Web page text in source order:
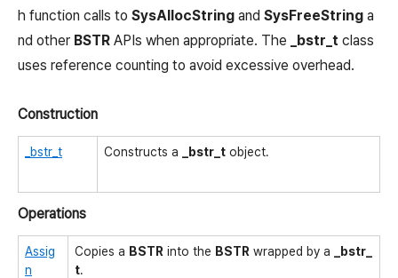
h function calls to SysAllocString and SysFreeString a
nd other BSTR APIs when appropriate. The _bstr_t class
uses reference counting to avoid excessive overhead.
Construction
_bstr_t Constructs a _bstr_t object.
Operations
Assig
n
Copies a BSTR into the BSTR wrapped by a
_bstr_
t.